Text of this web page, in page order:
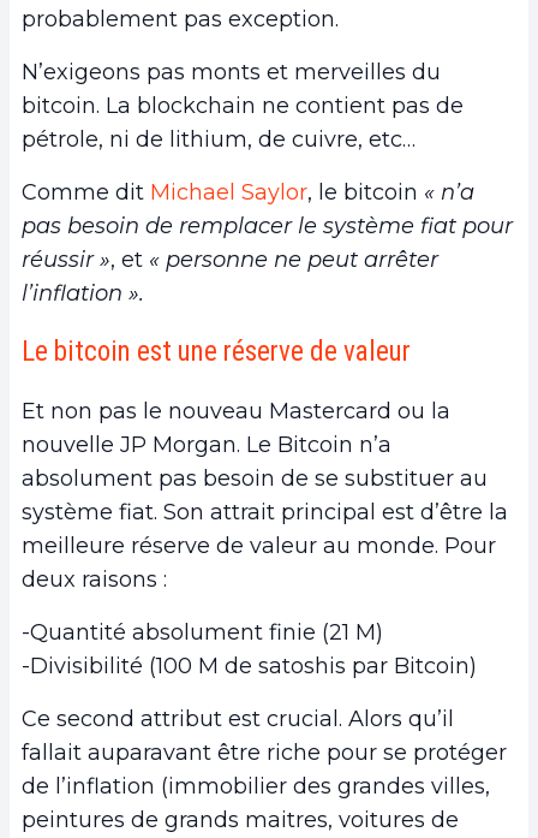
probablement pas exception.
N’exigeons pas monts et merveilles du
bitcoin. La blockchain ne contient pas de
pétrole, ni de lithium, de cuivre, etc…
Comme dit Michael Saylor, le bitcoin « n’a
pas besoin de remplacer le système fiat pour
réussir », et « personne ne peut arrêter
l’inflation ».
Le bitcoin est une réserve de valeur
Et non pas le nouveau Mastercard ou la
nouvelle JP Morgan. Le Bitcoin n’a
absolument pas besoin de se substituer au
système fiat. Son attrait principal est d’être la
meilleure réserve de valeur au monde. Pour
deux raisons :
-Quantité absolument finie (21 M)
-Divisibilité (100 M de satoshis par Bitcoin)
Ce second attribut est crucial. Alors qu’il
fallait auparavant être riche pour se protéger
de l’inflation (immobilier des grandes villes,
peintures de grands maitres, voitures de